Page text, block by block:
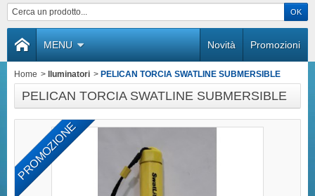
MENU Promozioni
Novità
Home > lluminatori > PELICAN TORCIA SWATLINE SUBMERSIBLE
PELICAN TORCIA SWATLINE SUBMERSIBLE
PROMOZIONE